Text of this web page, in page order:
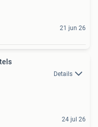
21 jun 26
Details
24 jul 26